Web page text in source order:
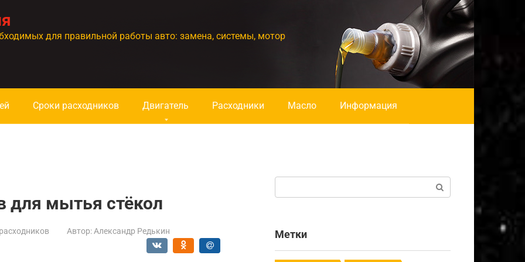
для правильной работы авто: замена, системы, мотор
Сроки расходников Двигатель Расходники Масло Информация
для мытья стёкол
Автор: Александр Редькин Метки